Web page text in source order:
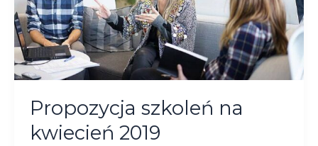
Propozycja szkoleń na
kwiecień 2019